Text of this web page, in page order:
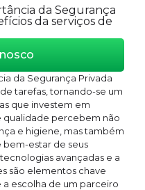
da Segurança
da serviços de
da Segurança Privada
tarefas, tornando-se um
que investem em
qualidade percebem não
e higiene, mas também
estar de seus
avançadas e a
são elementos chave
a escolha de um parceiro